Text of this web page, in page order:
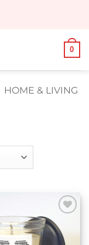
0
HOME & LIVING
Tilføj til
ønskeliste